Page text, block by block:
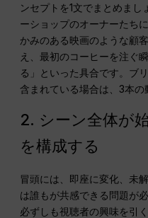
ンセプトを1文でまとめまし
ーショップのオーナーたち
かみのある映画のような顧
え、最初のコーヒーを注ぐ
る」といった具合です。ブ
含まれている場合は、3本
2. シーン全体が
を構成する
冒頭には、即座に変化、未
は誰もが共感できる問題が
必ずしも視聴者の興味を引